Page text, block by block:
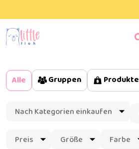
Alle Gruppen Produkte
Nach Kategorien einkaufen
Preis Größe Farbe